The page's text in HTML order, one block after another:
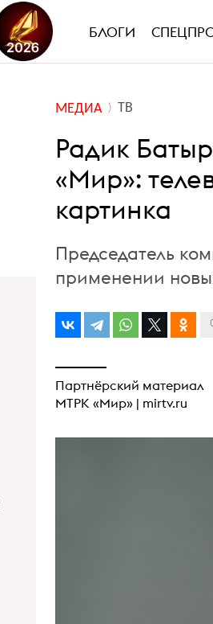
БЛОГИ
МЕДИА ТВ
Радик
«Мир»:
картинка
Председатель
применении
Партнёрский материал
МТРК «Мир» | mirtv.ru